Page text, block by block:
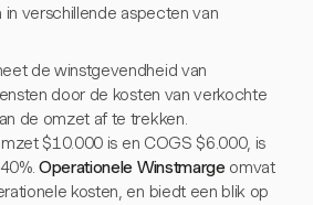
verschillende aspecten van
de winstgevendheid van
door de kosten van verkochte
de omzet af te trekken.
$10.000 is en COGS $6.000, is
Operationele Winstmargeomvat
kosten, en biedt een blik op